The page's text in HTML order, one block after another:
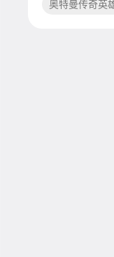
奥特曼传奇英